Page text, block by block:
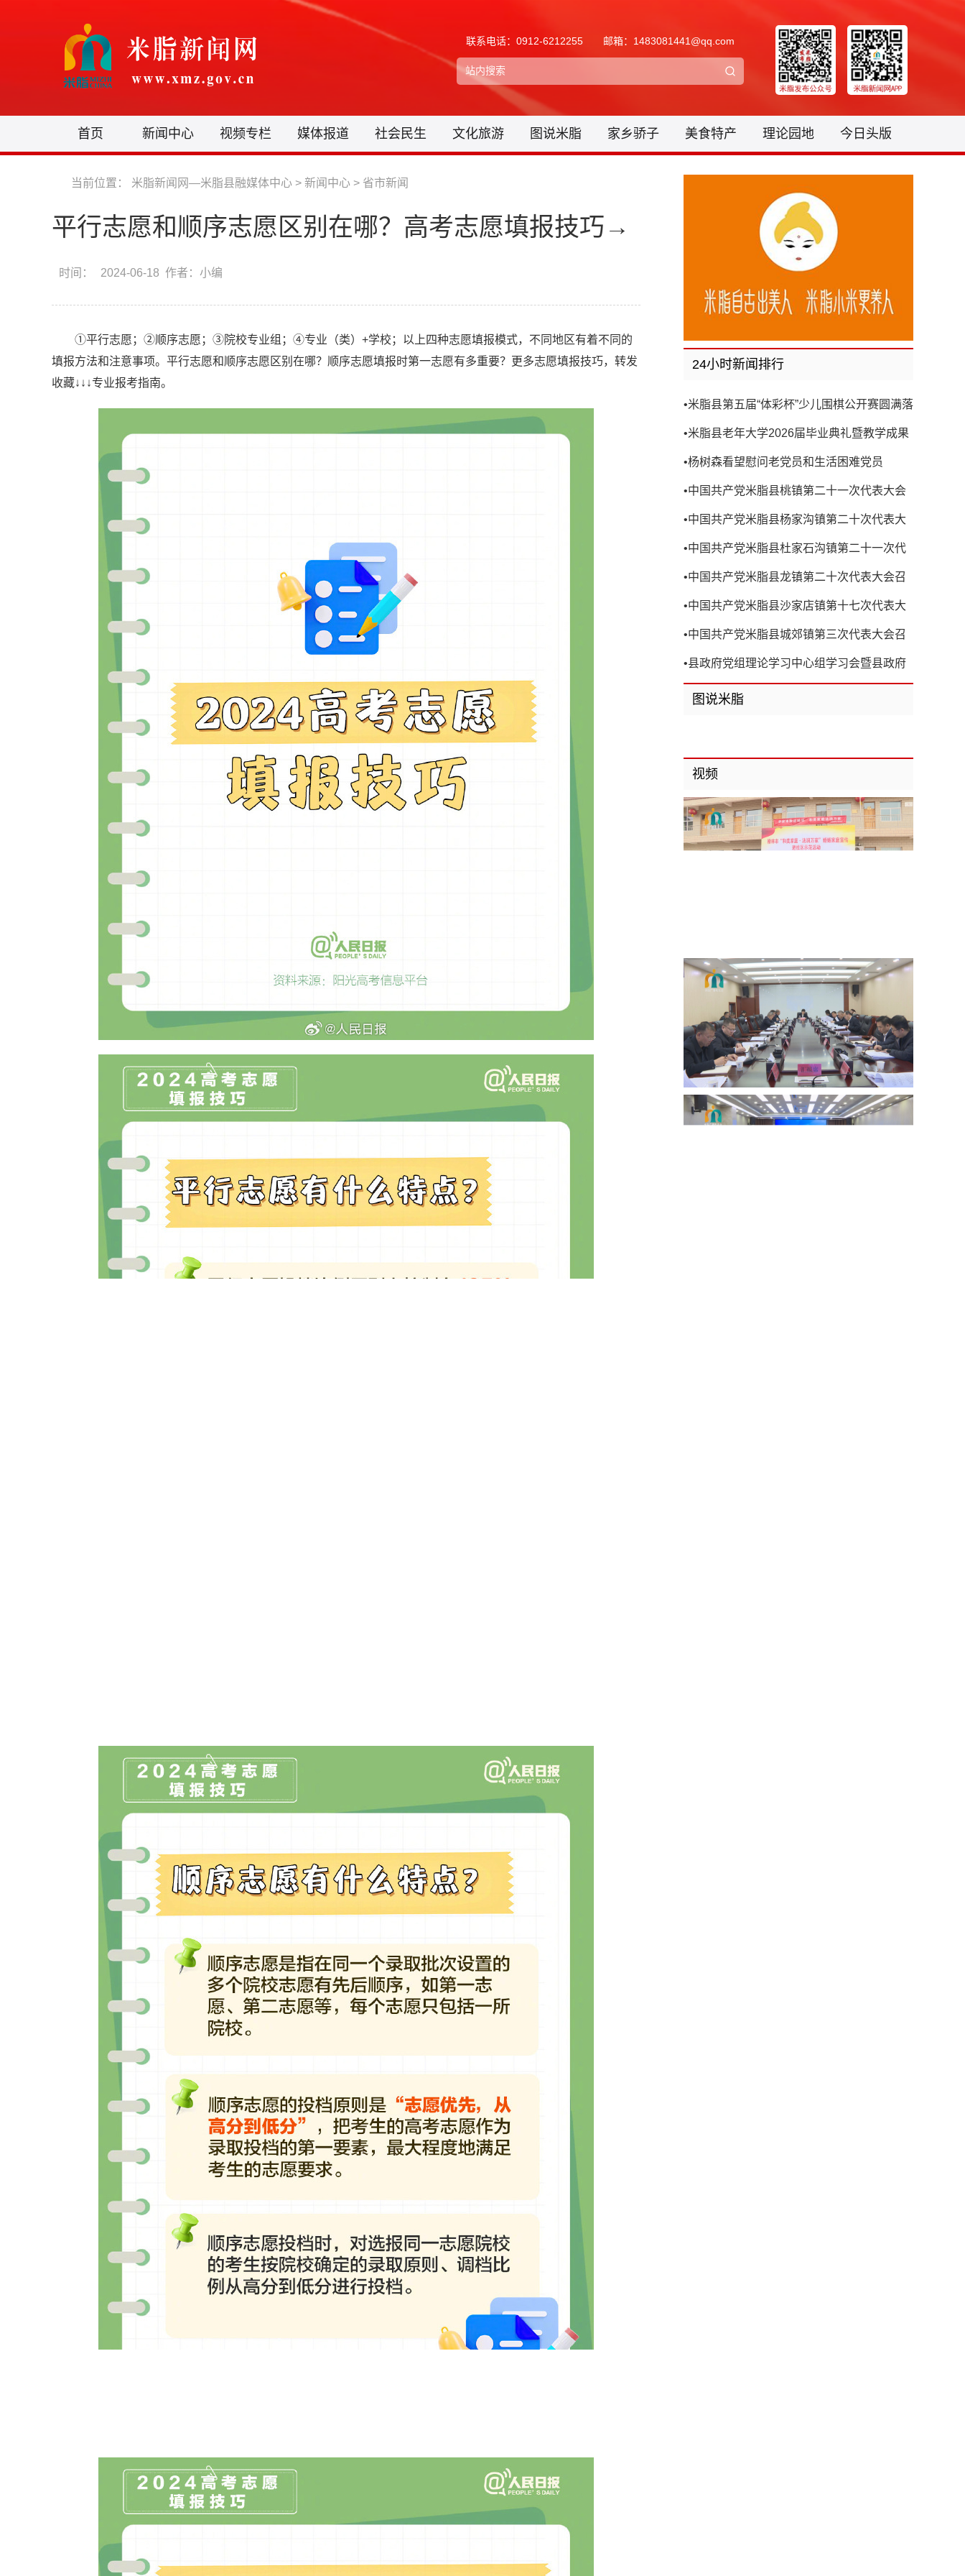
联系电话：0912-6212255 邮箱：1483081441@qq.com
首页 新闻中心 视频专栏 媒体报道 社会民生 文化旅游 图说米脂 家乡骄子 美食特产 理论园地 今日头版
当前位置： 米脂新闻网—米脂县融媒体中心 > 新闻中心 > 省市新闻
平行志愿和顺序志愿区别在哪？高考志愿填报技巧→
时间： 2024-06-18 作者：小编
①平行志愿；②顺序志愿；③院校专业组；④专业（类）+学校；以上四种志愿填报模式，不同地区有着不同的
填报方法和注意事项。平行志愿和顺序志愿区别在哪？顺序志愿填报时第一志愿有多重要？更多志愿填报技巧，转发
收藏↓↓↓专业报考指南。
24小时新闻排行
•米脂县第五届“体彩杯”少儿围棋公开赛圆满落
•米脂县老年大学2026届毕业典礼暨教学成果
•杨树森看望慰问老党员和生活困难党员
•中国共产党米脂县桃镇第二十一次代表大会
•中国共产党米脂县杨家沟镇第二十次代表大
•中国共产党米脂县杜家石沟镇第二十一次代
•中国共产党米脂县龙镇第二十次代表大会召
•中国共产党米脂县沙家店镇第十七次代表大
•中国共产党米脂县城郊镇第三次代表大会召
•县政府党组理论学习中心组学习会暨县政府
第8次党组（扩大）会议召开
图说米脂
视频